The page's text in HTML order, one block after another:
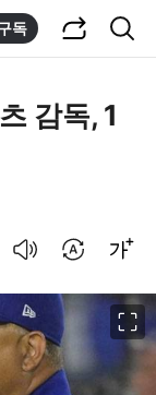
독
감독, 1